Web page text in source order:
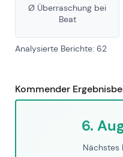
Ø Überraschung bei
Beat
Analysierte Berichte: 62
Kommender
6.
Nächstes